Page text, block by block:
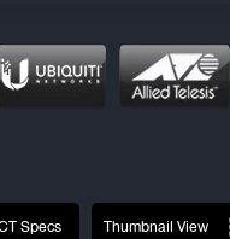
Specs Thumbnail View